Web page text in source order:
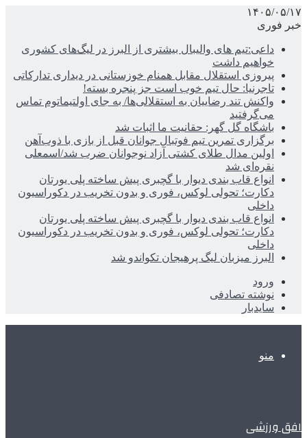
۱۴۰۵/۰۵/۱۷
خبر فوری
داعی:تیم های والیبال بیشتری از البرز در لیگ‌های کشوری
خواهیم داشت
پیروزی استقلال مقابل همنام خوزستانی در دیداری تدارکاتی
تاجرنیا: حال تیم خوب است جز پنجره بسته!
واکنش تند رضاییان به استقلالی‌ها/ به جای اولتیماتوم تماس
می‌گرفتید
باشگاه گل گهر: حقانیت ما اثبات شد
برگزاری تمرین تیم فوتبال جوانان قبل از بازی با ذوب‌آهن
اولین مدال طلای کشتی آزاد نوجوانان ضرب شد/اسمعلی
نقره‌ای شد
انواع قاب بندی دیوار با گچبری پیش ساخته پلی یورتان
دکارت؛ تحولی لوکس، فوری و بدون تخریب در دکوراسیون
داخلی
انواع قاب بندی دیوار با گچبری پیش ساخته پلی یورتان
دکارت؛ تحولی لوکس، فوری و بدون تخریب در دکوراسیون
داخلی
البرز میزبان لیگ پرهیجان تکواندو شد
ورود
نوشته تصادفی
سایدبار
منو
افق ورزشی